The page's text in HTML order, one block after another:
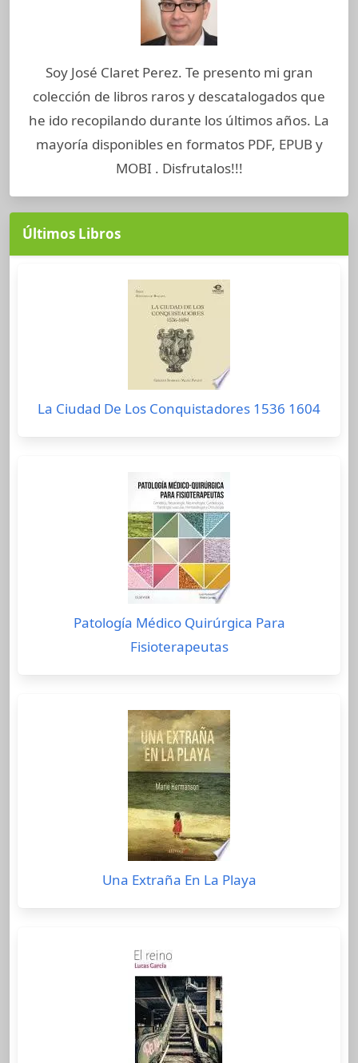
Soy José Claret Perez. Te presento mi gran
colección de libros raros y descatalogados que
he ido recopilando durante los últimos años. La
mayoría disponibles en formatos PDF, EPUB y
MOBI . Disfrutalos!!!
Últimos Libros
La Ciudad De Los Conquistadores 1536 1604
Patología Médico Quirúrgica Para
Fisioterapeutas
Una Extraña En La Playa